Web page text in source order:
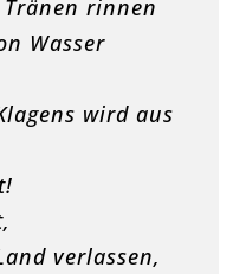
rinnen
Wasser
wird aus
verlassen,